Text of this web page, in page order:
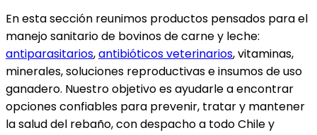
En esta sección reunimos productos pensados para el
manejo sanitario de bovinos de carne y leche:
antiparasitarios,antibióticos veterinarios, vitaminas,
minerales, soluciones reproductivas e insumos de uso
ganadero. Nuestro objetivo es ayudarle a encontrar
opciones confiables para prevenir, tratar y mantener
la salud del rebaño, con despacho a todo Chile y